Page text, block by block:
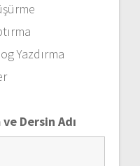
Yazdırma
Dersin Adı